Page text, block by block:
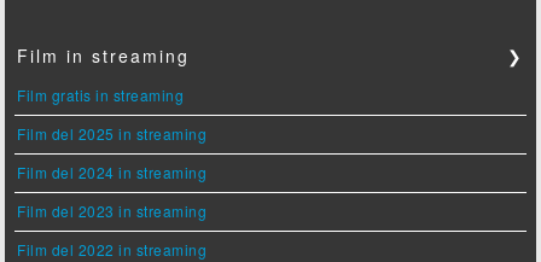
Film in streaming ❯
Film gratis in streaming
Film del 2025 in streaming
Film del 2024 in streaming
Film del 2023 in streaming
Film del 2022 in streaming